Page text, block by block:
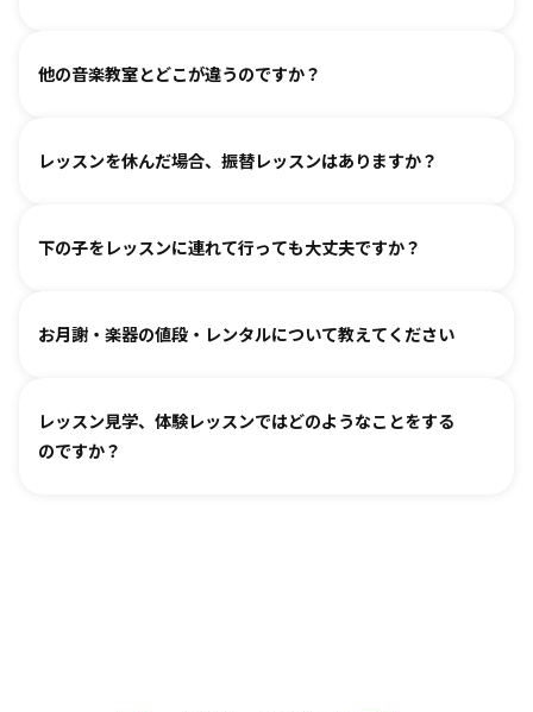
る、というお声も多くいただいております。
ご覧いただき、徐々に慣れていただくのがおすすめです。お
各指導者がお子様の様子を見ながら工夫をして指導していま
どを通して楽しみながら自然に読譜に慣れていきます。
他の音楽教室とどこが違うのですか？
言葉を身につけるのと同じように、まずはたくさん聴いて、
ァルトなどの名曲を弾けるようになります。指導者は 養成課
レッスンを休んだ場合、振替レッスンはありますか？
教室ごとに時間割を組んでおりますので、各教室までご相談
オンラインレッスン対応が可能な教室もございます。
下の子をレッスンに連れて行っても大丈夫ですか？
どうぞお連れください。まずはレッスン見学にお越しいただ
お月謝・楽器の値段・レンタルについて教えてください
お月謝は教室により異なります。 教室情報ページ をご参照く
ださい。
レッスン見学、体験レッスンではどのようなことをする
のですか？